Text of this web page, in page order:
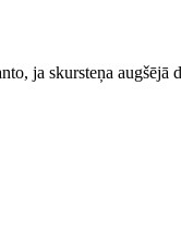
ja skursteņa augšējā